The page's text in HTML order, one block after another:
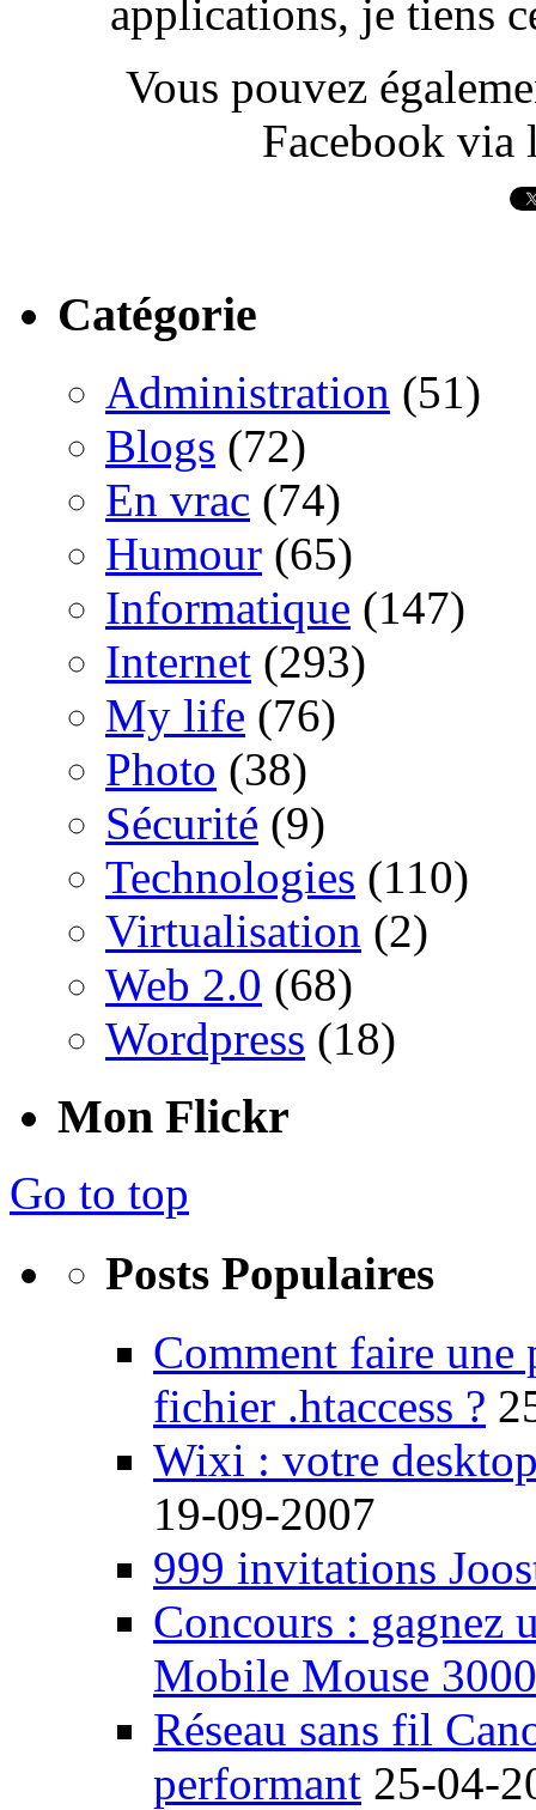
applications, je tiens
Vous pouvez
Facebook via
Catégorie
Administration (51)
Blogs (72)
En vrac (74)
Humour (65)
Informatique (147)
Internet (293)
My life (76)
Photo (38)
Sécurité (9)
Technologies (110)
Virtualisation (2)
Web 2.0 (68)
Wordpress (18)
Mon Flickr
Go to top
Posts Populaires
Comment faire une
fichier .htaccess ?
Wixi : votre
19-09-2007
999 invitations
Concours : gagnez
Mobile Mouse 3000
Réseau sans fil
performant 25-04-